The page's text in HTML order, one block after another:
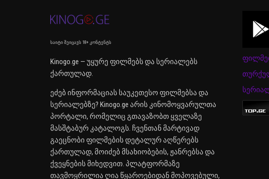
საიტი შეიცავს 18+ კონტენტს
Kinogo.ge — უყურე ფილმებს და სერიალებს
ქართულად.
ეძებ ინფორმაციას საუკეთესო ფილმებსა და
სერიალებზე? Kinogo.ge არის კინომოყვარულთა
პორტალი, რომელიც გთავაზობთ ყველაზე
მასშტაბურ კატალოგს. ჩვენთან მარტივად
გაეცნობი ფილმების დეტალურ აღწერებს
ქართულად, მოიძებ მსახიობების, ჟანრებსა და
ქვეყნების მიხედვით. პლატფორმაზე
თავმოყრილია ღია წყაროებიდან მოპოვებული,